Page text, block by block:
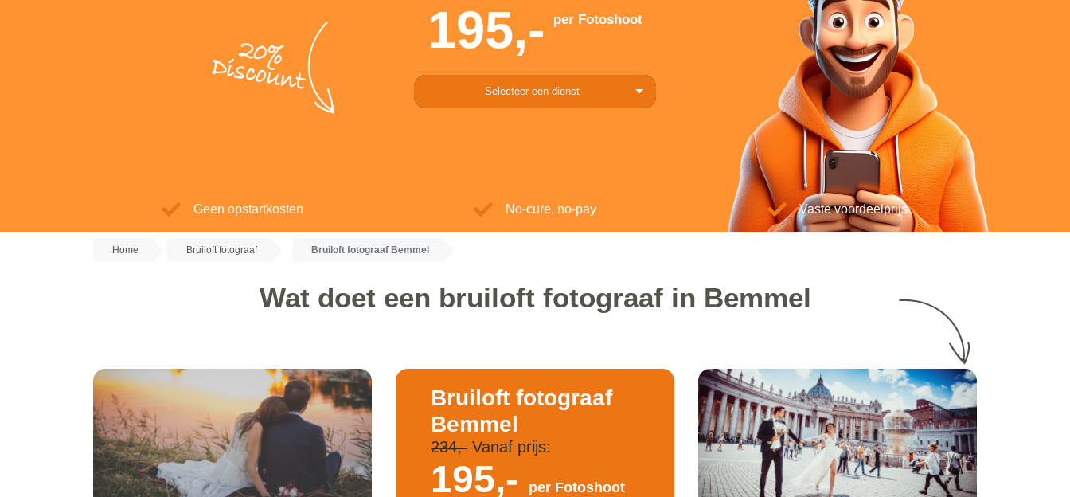
20%
Discount
195,- per Fotoshoot
Selecteer een dienst
Geen opstartkosten No-cure, no-pay Vaste voordeelprijs
Home Bruiloft fotograaf Bruiloft fotograaf Bemmel
Wat doet een bruiloft fotograaf in Bemmel
Bruiloft fotograaf
Bemmel
234,-Vanaf prijs:
195,- per Fotoshoot